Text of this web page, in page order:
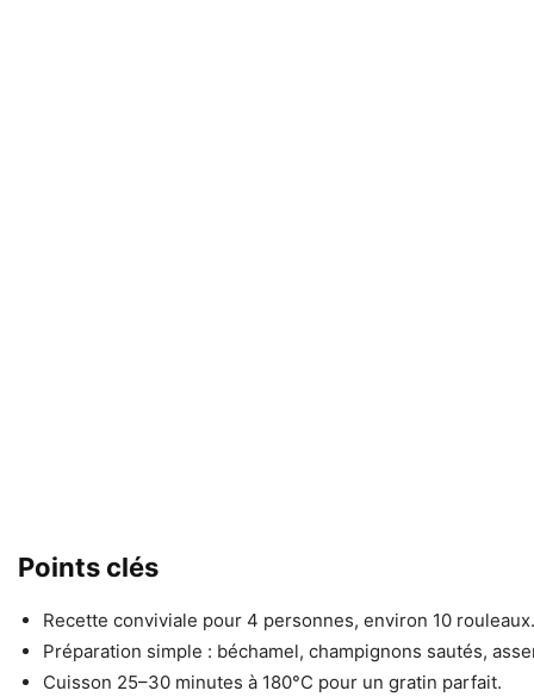
Points clés
Recette conviviale pour 4 personnes, environ 10 rouleaux.
Préparation simple : béchamel, champignons sautés,
Cuisson 25–30 minutes à 180°C pour un gratin parfait.